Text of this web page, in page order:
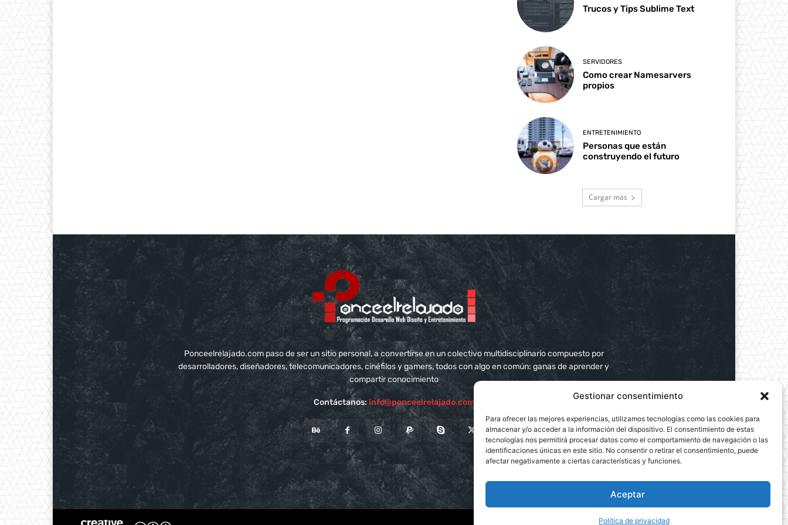
Gestionar consentimiento
Para ofrecer las mejores experiencias, utilizamos tecnologías como las cookies para
almacenar y/o acceder a la información del dispositivo. El consentimiento de estas
tecnologías nos permitirá procesar datos como el comportamiento de navegación o las
identificaciones únicas en este sitio. No consentir o retirar el consentimiento, puede
afectar negativamente a ciertas características y funciones.
Aceptar
Política de privacidad
Trucos y Tips Sublime Text
SERVIDORES
Como crear Namesarvers
propios
ENTRETENIMIENTO
Personas que están
construyendo el futuro
Cargar más
Ponceelrelajado.com paso de ser un sitio personal, a convertirse en un colectivo multidisciplinario compuesto por
desarrolladores, diseñadores, telecomunicadores, cinéfilos y gamers, todos con algo en común: ganas de aprender y
compartir conocimiento
Contáctanos: info@ponceelrelajado.com